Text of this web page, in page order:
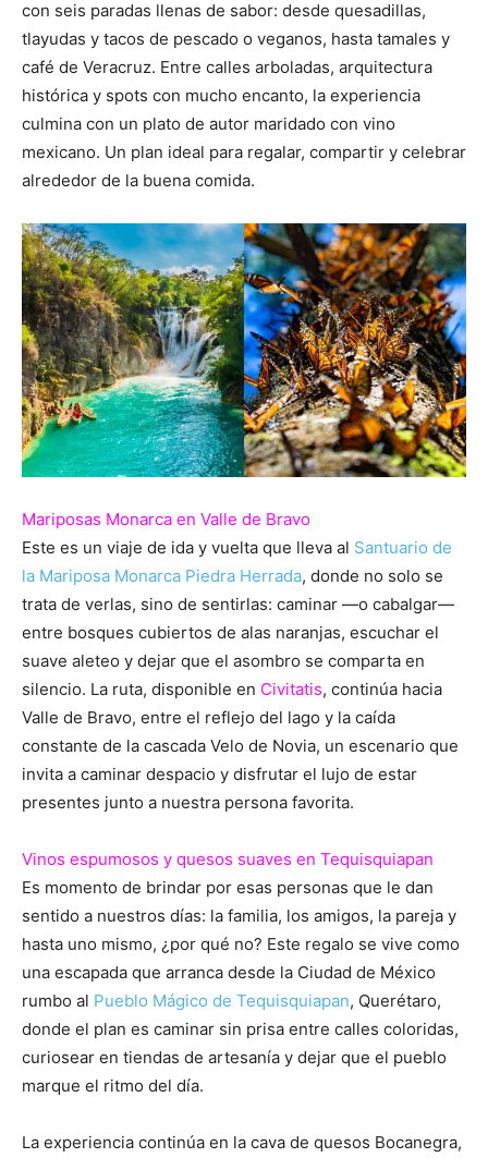
con seis paradas llenas de sabor: desde quesadillas,
tlayudas y tacos de pescado o veganos, hasta tamales y
café de Veracruz. Entre calles arboladas, arquitectura
histórica y spots con mucho encanto, la experiencia
culmina con un plato de autor maridado con vino
mexicano. Un plan ideal para regalar, compartir y celebrar
alrededor de la buena comida.
Mariposas Monarca en Valle de Bravo
Este es un viaje de ida y vuelta que lleva al Santuario de
la Mariposa Monarca Piedra Herrada, donde no solo se
trata de verlas, sino de sentirlas: caminar —o cabalgar—
entre bosques cubiertos de alas naranjas, escuchar el
suave aleteo y dejar que el asombro se comparta en
silencio. La ruta, disponible en Civitatis, continúa hacia
Valle de Bravo, entre el reflejo del lago y la caída
constante de la cascada Velo de Novia, un escenario que
invita a caminar despacio y disfrutar el lujo de estar
presentes junto a nuestra persona favorita.
Vinos espumosos y quesos suaves en Tequisquiapan
Es momento de brindar por esas personas que le dan
sentido a nuestros días: la familia, los amigos, la pareja y
hasta uno mismo, ¿por qué no? Este regalo se vive como
una escapada que arranca desde la Ciudad de México
rumbo al Pueblo Mágico de Tequisquiapan, Querétaro,
donde el plan es caminar sin prisa entre calles coloridas,
curiosear en tiendas de artesanía y dejar que el pueblo
marque el ritmo del día.
La experiencia continúa en la cava de quesos Bocanegra,